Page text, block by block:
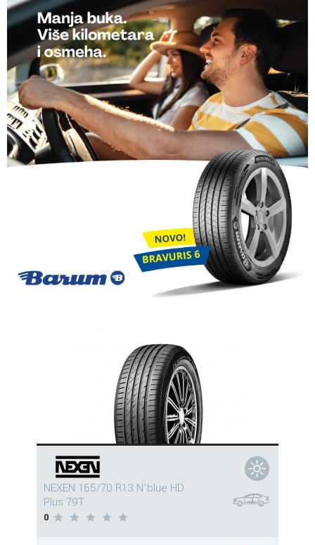
NEXEN 165/70 R13 N'blue HD
Plus 79T
0